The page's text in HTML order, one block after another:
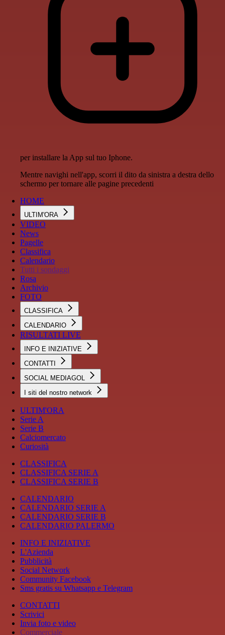
per installare la App sul tuo Iphone.
Mentre navighi nell'app, scorri il dito da sinistra a destra dello
schermo per tornare alle pagine precedenti
HOME
ULTIM'ORA
VIDEO
News
Pagelle
Classifica
Calendario
Tutti i sondaggi
Rosa
Archivio
FOTO
CLASSIFICA
CALENDARIO
RISULTATI LIVE
INFO E INIZIATIVE
CONTATTI
SOCIAL MEDIAGOL
I siti del nostro network
ULTIM'ORA
Serie A
Serie B
Calciomercato
Curiosità
CLASSIFICA
CLASSIFICA SERIE A
CLASSIFICA SERIE B
CALENDARIO
CALENDARIO SERIE A
CALENDARIO SERIE B
CALENDARIO PALERMO
INFO E INIZIATIVE
L'Azienda
Pubblicità
Social Network
Community Facebook
Sms gratis su Whatsapp e Telegram
CONTATTI
Scrivici
Invia foto e video
Commerciale